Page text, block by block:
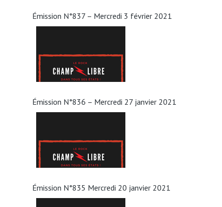
Émission N°837 – Mercredi 3 février 2021
Émission N°836 – Mercredi 27 janvier 2021
Émission N°835 Mercredi 20 janvier 2021